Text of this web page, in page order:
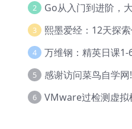
2
3
4
5 感谢访问菜鸟自学网!
6